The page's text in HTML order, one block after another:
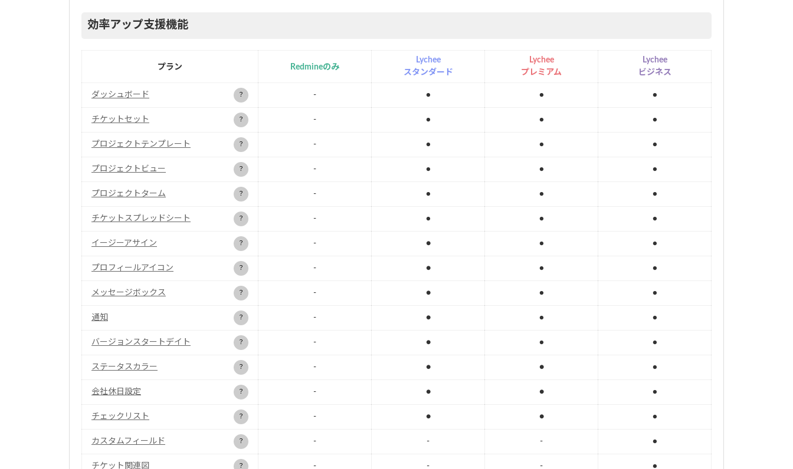
効率アップ支援機能
プラン Redmineのみ
Lychee
スタンダード
Lychee
プレミアム
Lychee
ビジネス
ダッシュボード ？ - ● ● ●
チケットセット ？ - ● ● ●
プロジェクトテンプレート ？ - ● ● ●
プロジェクトビュー ？ - ● ● ●
プロジェクトターム ？ - ● ● ●
チケットスプレッドシート ？ - ● ● ●
イージーアサイン ？ - ● ● ●
プロフィールアイコン ？ - ● ● ●
メッセージボックス ？ - ● ● ●
通知 ？ - ● ● ●
バージョンスタートデイト ？ - ● ● ●
ステータスカラー ？ - ● ● ●
会社休日設定 ？ - ● ● ●
チェックリスト ？ - ● ● ●
カスタムフィールド ？ - - - ●
チケット関連図 ？ - - - ●